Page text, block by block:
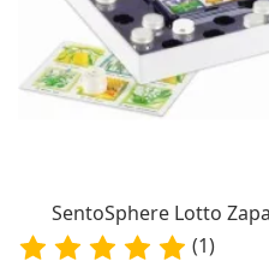
SentoSphere Lotto
(1)